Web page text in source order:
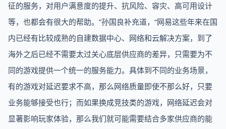
征的服务，对用户满意度的提升、抗风险、容灾、高可用设计
等，也都会有很大的帮助。”孙国良补充道，“网易这些年来在国
内已经有比较成熟的自建数据中心、网络和云解决方案，到了
海外之后已经不需要太过关心底层供应商的差异，只需要为不
同的游戏提供一个统一的服务能力。具体到不同的业务场景，
有的游戏对延迟要求不高，那么网络质量即使不那么好，只要
业务能够接受也行；而如果换成竞技类的游戏，网络延迟会对
显著影响玩家体验，那么我们就可能需要结合多家供应商的能